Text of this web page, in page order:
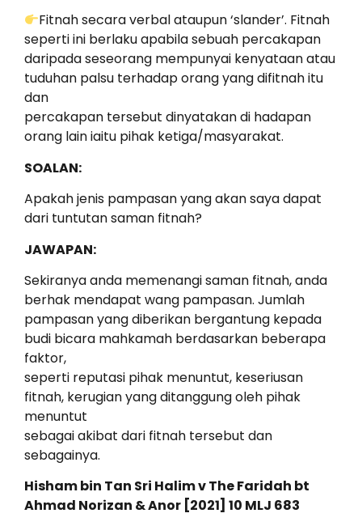
Fitnah secara verbal ataupun ‘slander’. Fitnah
seperti ini berlaku apabila sebuah percakapan
daripada seseorang mempunyai kenyataan atau
tuduhan palsu terhadap orang yang difitnah itu
dan
percakapan tersebut dinyatakan di hadapan
orang lain iaitu pihak ketiga/masyarakat.
SOALAN:
Apakah jenis pampasan yang akan saya dapat
dari tuntutan saman fitnah?
JAWAPAN:
Sekiranya anda memenangi saman fitnah, anda
berhak mendapat wang pampasan. Jumlah
pampasan yang diberikan bergantung kepada
budi bicara mahkamah berdasarkan beberapa
faktor,
seperti reputasi pihak menuntut, keseriusan
fitnah, kerugian yang ditanggung oleh pihak
menuntut
sebagai akibat dari fitnah tersebut dan
sebagainya.
Hisham bin Tan Sri Halim v The Faridah bt
Ahmad Norizan & Anor [2021] 10 MLJ 683